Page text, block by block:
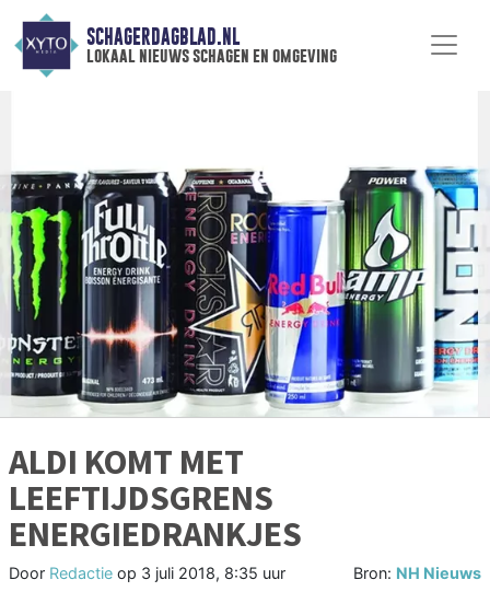
SCHAGERDAGBLAD.NL
lokaal nieuws schagen en omgeving
ALDI KOMT MET
LEEFTIJDSGRENS
ENERGIEDRANKJES
Door Redactie op 3 juli 2018, 8:35 uur Bron: NH Nieuws